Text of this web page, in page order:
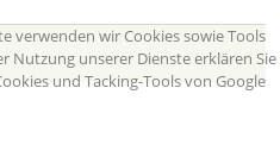
verwenden wir Cookies sowie Tools
Nutzung unserer Dienste erklären Sie
und Tacking-Tools von Google